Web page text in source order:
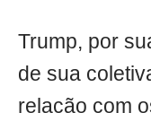
Trump, por
de sua
relação com